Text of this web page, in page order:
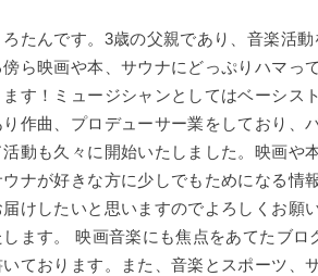
ろたんです。3歳の父親であり、音楽活動
傍ら映画や本、サウナにどっぷりハマっ
ます！ミュージシャンとしてはベーシス
り作曲、プロデューサー業をしており、
活動も久々に開始いたしました。映画や本
ウナが好きな方に少しでもためになる情
届けしたいと思いますのでよろしくお願
します。 映画音楽にも焦点をあてたブロ
いております。また、音楽とスポーツ、